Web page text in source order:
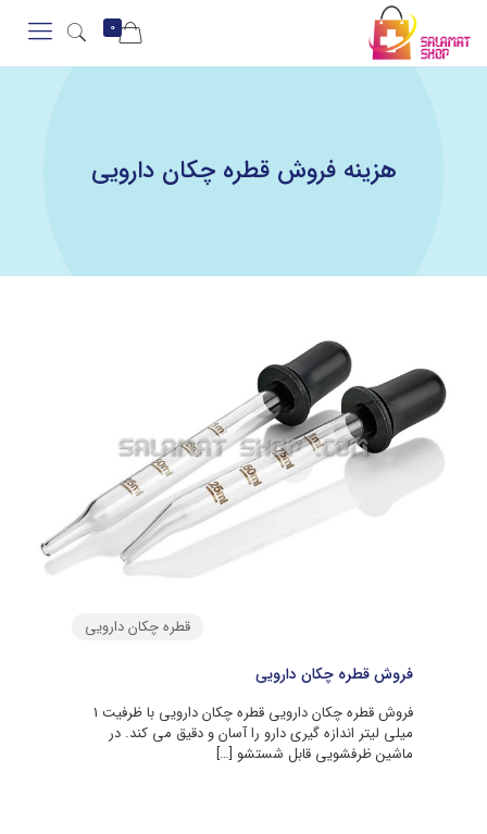
0
هزینه فروش قطره چکان دارویی
قطره چکان دارویی
فروش قطره چکان دارویی
فروش قطره چکان دارویی قطره چکان دارویی با ظرفیت 1
میلی لیتر اندازه گیری دارو را آسان و دقیق می کند. در
ماشین ظرفشویی قابل شستشو […]